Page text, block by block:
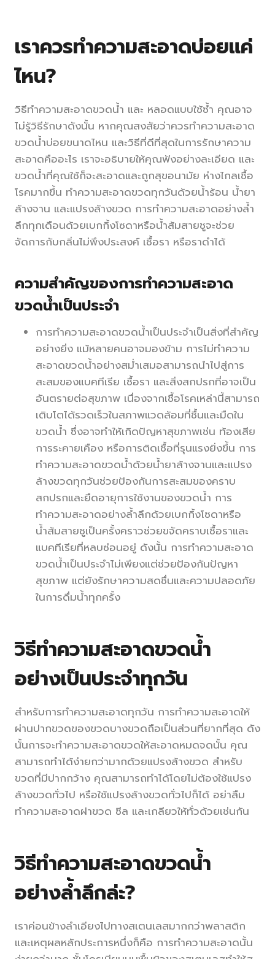
เราควรทำความสะอาดบ่อยแค่
ไหน?
วิธีทำความสะอาดขวดน้ำ และ หลอดแบบใช้ซ้ำ คุณอาจ
ไม่รู้วิธีรักษาดังนั้น หากคุณสงสัยว่าควรทำความสะอาด
ขวดน้ำบ่อยขนาดไหน และวิธีที่ดีที่สุดในการรักษาความ
สะอาดคืออะไร เราจะอธิบายให้คุณฟังอย่างละเอียด และ
ขวดน้ำที่คุณใช้ก็จะสะอาดและถูกสุขอนามัย ห่างไกลเชื้อ
โรคมากขึ้น ทำความสะอาดขวดทุกวันด้วยน้ำร้อน น้ำยา
ล้างจาน และแปรงล้างขวด การทำความสะอาดอย่างล้ำ
ลึกทุกเดือนด้วยเบกกิ้งโซดาหรือน้ำส้มสายชูจะช่วย
จัดการกับกลิ่นไม่พึงประสงค์ เชื้อรา หรือราดำได้
ความสำคัญของการทำความสะอาด
ขวดน้ำเป็นประจำ
การทำความสะอาดขวดน้ำเป็นประจำเป็นสิ่งที่สำคัญ
อย่างยิ่ง แม้หลายคนอาจมองข้าม การไม่ทำความ
สะอาดขวดน้ำอย่างสม่ำเสมอสามารถนำไปสู่การ
สะสมของแบคทีเรีย เชื้อรา และสิ่งสกปรกที่อาจเป็น
อันตรายต่อสุขภาพ เนื่องจากเชื้อโรคเหล่านี้สามารถ
เติบโตได้รวดเร็วในสภาพแวดล้อมที่ชื้นและมืดใน
ขวดน้ำ ซึ่งอาจทำให้เกิดปัญหาสุขภาพเช่น ท้องเสีย
การระคายเคือง หรือการติดเชื้อที่รุนแรงยิ่งขึ้น การ
ทำความสะอาดขวดน้ำด้วยน้ำยาล้างจานและแปรง
ล้างขวดทุกวันช่วยป้องกันการสะสมของคราบ
สกปรกและยืดอายุการใช้งานของขวดน้ำ การ
ทำความสะอาดอย่างล้ำลึกด้วยเบกกิ้งโซดาหรือ
น้ำส้มสายชูเป็นครั้งคราวช่วยขจัดคราบเชื้อราและ
แบคทีเรียที่หลบซ่อนอยู่ ดังนั้น การทำความสะอาด
ขวดน้ำเป็นประจำไม่เพียงแต่ช่วยป้องกันปัญหา
สุขภาพ แต่ยังรักษาความสดชื่นและความปลอดภัย
ในการดื่มน้ำทุกครั้ง
วิธีทำความสะอาดขวดน้ำ
อย่างเป็นประจำทุกวัน
สำหรับการทำความสะอาดทุกวัน การทำความสะอาดให้
ผ่านปากขวดของขวดบางขวดถือเป็นส่วนที่ยากที่สุด ดัง
นั้นการจะทำความสะอาดขวดให้สะอาดหมดจดนั้น คุณ
สามารถทำได้ง่ายกว่ามากด้วยแปรงล้างขวด สำหรับ
ขวดที่มีปากกว้าง คุณสามารถทำได้โดยไม่ต้องใช้แปรง
ล้างขวดทั่วไป หรือใช้แปรงล้างขวดทั่วไปก็ได้ อย่าลืม
ทำความสะอาดฝาขวด ซีล และเกลียวให้ทั่วด้วยเช่นกัน
วิธีทำความสะอาดขวดน้ำ
อย่างล้ำลึกล่ะ?
เราค่อนข้างลำเอียงไปทางสเตนเลสมากกว่าพลาสติก
และเหตุผลหลักประการหนึ่งก็คือ การทำความสะอาดนั้น